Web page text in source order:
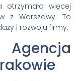
otrzymała więcej
z Warszawy. To
i rozwoju firmy.